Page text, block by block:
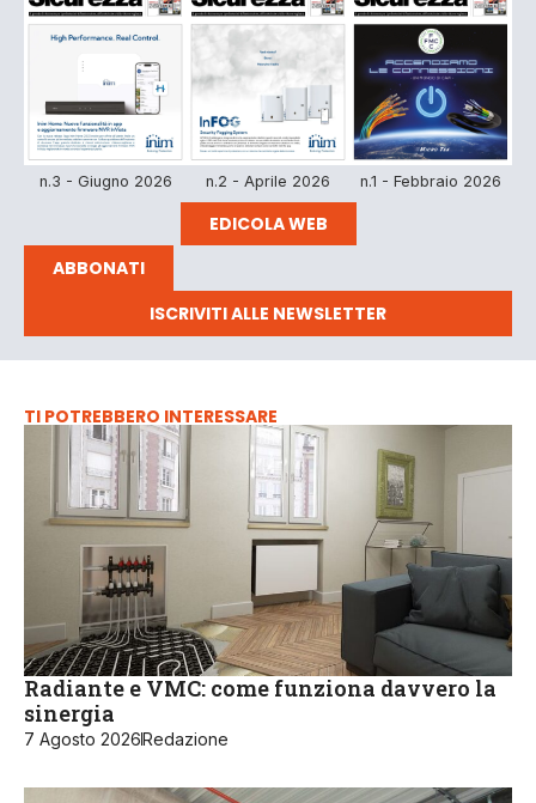
n.3 - Giugno 2026 n.2 - Aprile 2026 n.1 - Febbraio 2026
EDICOLA WEB
ABBONATI
ISCRIVITI ALLE NEWSLETTER
TI POTREBBERO INTERESSARE
Radiante e VMC: come funziona davvero la
sinergia
7 Agosto 2026Redazione